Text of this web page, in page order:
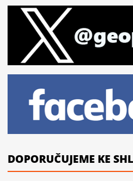
DOPORUČUJEME KE